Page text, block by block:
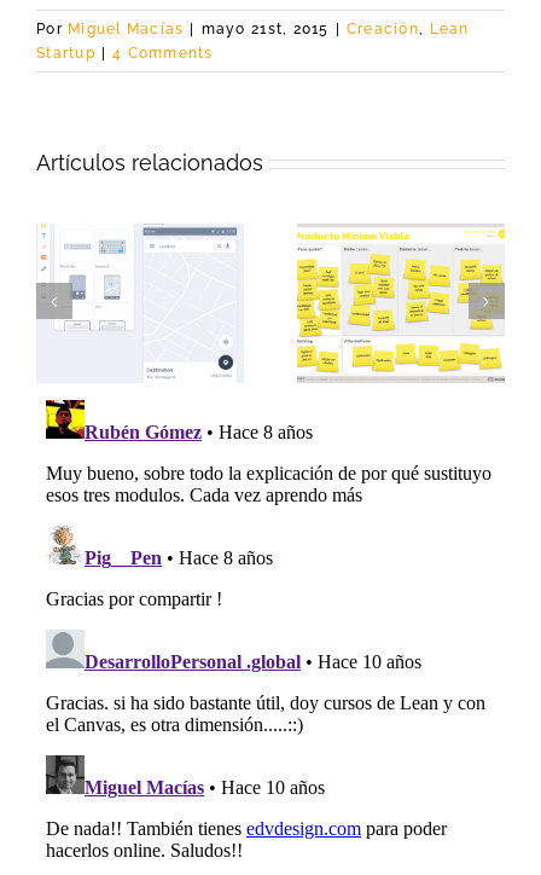
Por Miguel Macías mayo 21st, 2015 Creación,
Lean
Startup
4 Comments
Artículos relacionados
equilibrio entre
deseable y factible
Claves para
emprender: crea tu
solución a partir de
los problemas de
tus clientes